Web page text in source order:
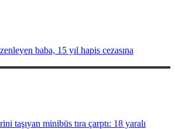
baba, 15 yıl hapis cezasına
taşıyan minibüs tıra çarptı: 18 yaralı